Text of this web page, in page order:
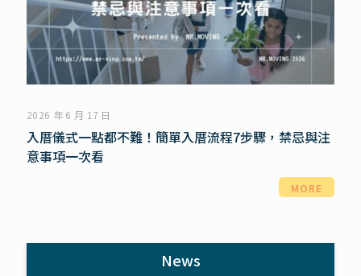
2026 年 6 月 17 日
入厝儀式一點都不難！簡單入厝流程7步驟，禁忌與注
意事項一次看
MORE
News